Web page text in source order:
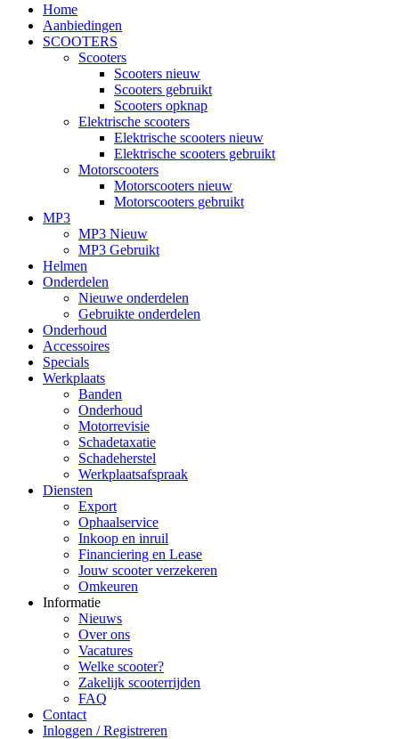
Home
Aanbiedingen
SCOOTERS
Scooters
Scooters nieuw
Scooters gebruikt
Scooters opknap
Elektrische scooters
Elektrische scooters nieuw
Elektrische scooters gebruikt
Motorscooters
Motorscooters nieuw
Motorscooters gebruikt
MP3
MP3 Nieuw
MP3 Gebruikt
Helmen
Onderdelen
Nieuwe onderdelen
Gebruikte onderdelen
Onderhoud
Accessoires
Specials
Werkplaats
Banden
Onderhoud
Motorrevisie
Schadetaxatie
Schadeherstel
Werkplaatsafspraak
Diensten
Export
Ophaalservice
Inkoop en inruil
Financiering en Lease
Jouw scooter verzekeren
Omkeuren
Informatie
Nieuws
Over ons
Vacatures
Welke scooter?
Zakelijk scooterrijden
FAQ
Contact
Inloggen / Registreren